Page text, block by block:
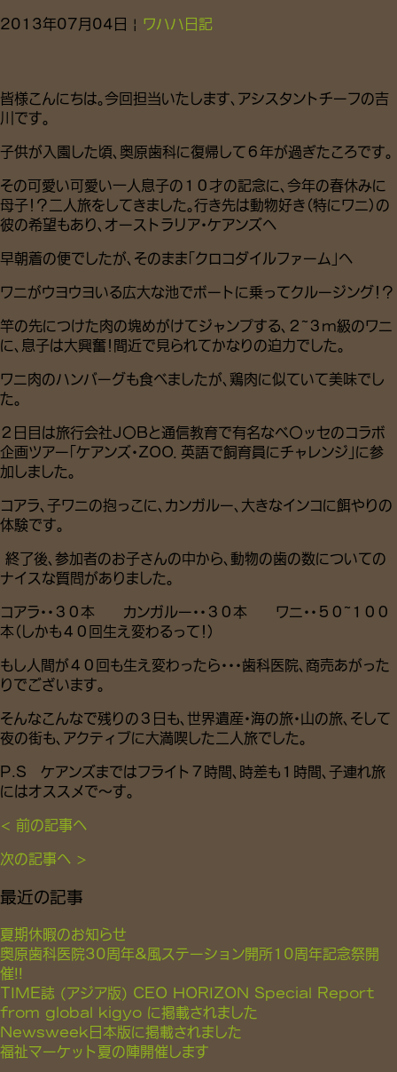
2013年07月04日 | ワハハ日記
皆様こんにちは。今回担当いたします、アシスタントチーフの吉
川です。
子供が入園した頃、奥原歯科に復帰して６年が過ぎたころです。
その可愛い可愛い一人息子の１０才の記念に、今年の春休みに
母子！？二人旅をしてきました。行き先は動物好き（特にワニ）の
彼の希望もあり、オーストラリア・ケアンズへ
早朝着の便でしたが、そのまま「クロコダイルファーム」へ
ワニがウヨウヨいる広大な池でボートに乗ってクルージング！？
竿の先につけた肉の塊めがけてジャンプする、２~３m級のワニ
に、息子は大興奮！間近で見られてかなりの迫力でした。
ワニ肉のハンバーグも食べましたが、鶏肉に似ていて美味でし
た。
２日目は旅行会社J〇Bと通信教育で有名なベ〇ッセのコラボ
企画ツアー「ケアンズ・ZOO．英語で飼育員にチャレンジ」に参
加しました。
コアラ、子ワニの抱っこに、カンガルー、大きなインコに餌やりの
体験です。
終了後、参加者のお子さんの中から、動物の歯の数についての
ナイスな質問がありました。
コアラ・・３０本 カンガルー・・３０本 ワニ・・５０~１００
本（しかも４０回生え変わるって！）
もし人間が４０回も生え変わったら・・・歯科医院、商売あがった
りでございます。
そんなこんなで残りの３日も、世界遺産・海の旅・山の旅、そして
夜の街も、アクティブに大満喫した二人旅でした。
P.S ケアンズまではフライト７時間、時差も１時間、子連れ旅
にはオススメで〜す。
< 前の記事へ
次の記事へ >
最近の記事
夏期休暇のお知らせ
奥原歯科医院30周年&風ステーション開所10周年記念祭開
催!!
TIME誌 (アジア版) CEO HORIZON Special Report
from global kigyo に掲載されました
Newsweek日本版に掲載されました
福祉マーケット夏の陣開催します